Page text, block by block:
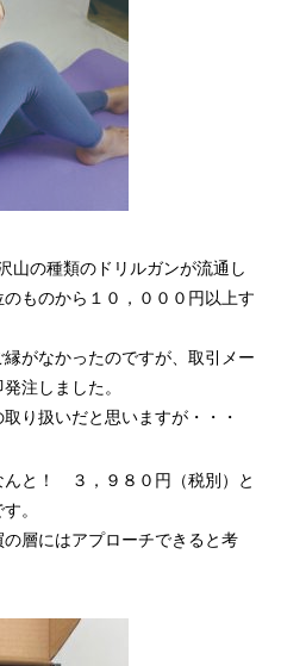
山の種類のドリルガンが流通し
ものから１０，０００円以上す
がなかったのですが、取引メー
注しました。
り扱いだと思いますが・・・
と！ ３，９８０円（税別）と
。
層にはアプローチできると考